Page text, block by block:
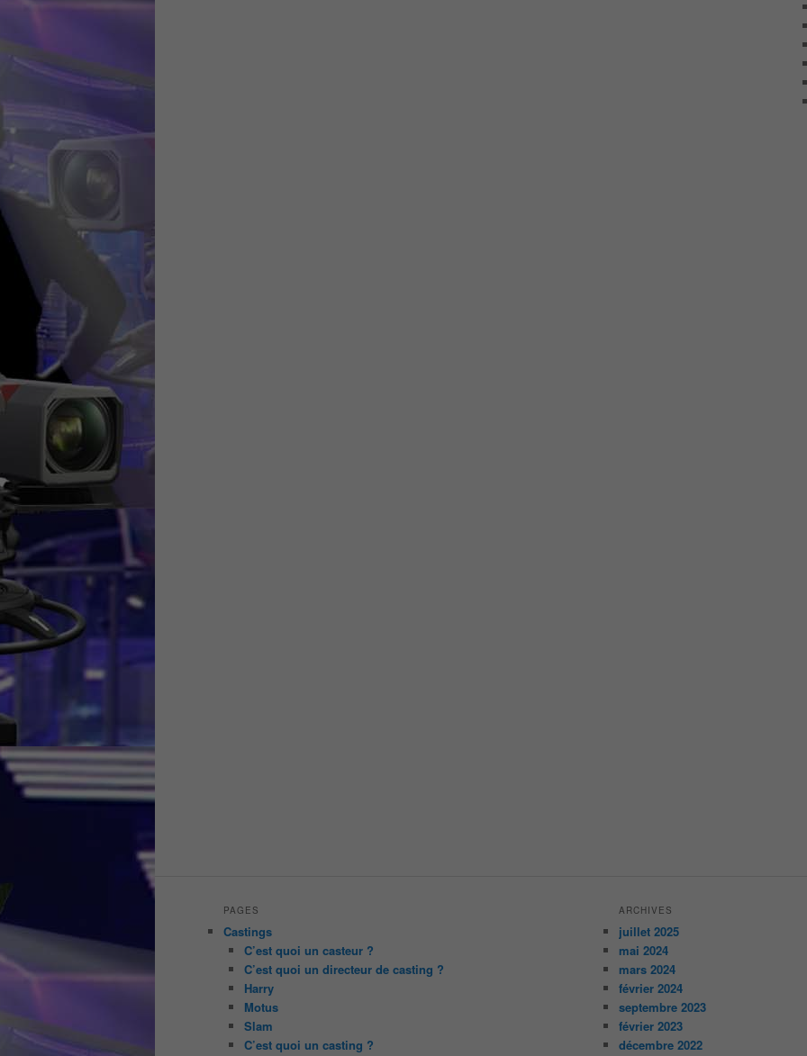
PAGES
Castings
C’est quoi un casteur ?
C’est quoi un directeur de casting ?
Harry
Motus
Slam
C’est quoi un casting ?
ARCHIVES
juillet 2025
mai 2024
mars 2024
février 2024
septembre 2023
février 2023
décembre 2022